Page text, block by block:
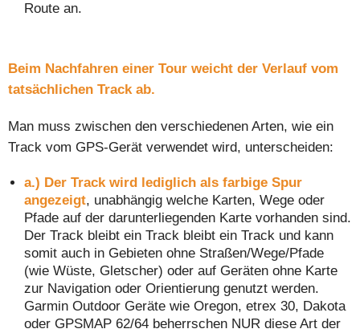
Route an.
Beim Nachfahren einer Tour weicht der Verlauf vom
tatsächlichen Track ab.
Man muss zwischen den verschiedenen Arten, wie ein
Track vom GPS-Gerät verwendet wird, unterscheiden:
a.) Der Track wird lediglich als farbige Spur
angezeigt, unabhängig welche Karten, Wege oder
Pfade auf der darunterliegenden Karte vorhanden sind.
Der Track bleibt ein Track bleibt ein Track und kann
somit auch in Gebieten ohne Straßen/Wege/Pfade
(wie Wüste, Gletscher) oder auf Geräten ohne Karte
zur Navigation oder Orientierung genutzt werden.
Garmin Outdoor Geräte wie Oregon, etrex 30, Dakota
oder GPSMAP 62/64 beherrschen NUR diese Art der